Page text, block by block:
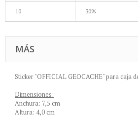
10 30%
MÁS
Sticker "OFFICIAL GEOCACHE" para caja
Dimensiones:
Anchura: 7,5 cm
Altura: 4,0 cm